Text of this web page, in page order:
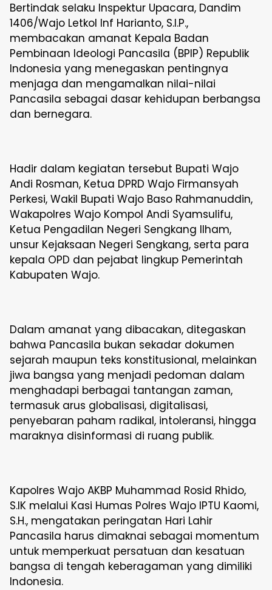
Bertindak selaku Inspektur Upacara, Dandim
1406/Wajo Letkol Inf Harianto, S.I.P.,
membacakan amanat Kepala Badan
Pembinaan Ideologi Pancasila (BPIP) Republik
Indonesia yang menegaskan pentingnya
menjaga dan mengamalkan nilai-nilai
Pancasila sebagai dasar kehidupan berbangsa
dan bernegara.
Hadir dalam kegiatan tersebut Bupati Wajo
Andi Rosman, Ketua DPRD Wajo Firmansyah
Perkesi, Wakil Bupati Wajo Baso Rahmanuddin,
Wakapolres Wajo Kompol Andi Syamsulifu,
Ketua Pengadilan Negeri Sengkang Ilham,
unsur Kejaksaan Negeri Sengkang, serta para
kepala OPD dan pejabat lingkup Pemerintah
Kabupaten Wajo.
Dalam amanat yang dibacakan, ditegaskan
bahwa Pancasila bukan sekadar dokumen
sejarah maupun teks konstitusional, melainkan
jiwa bangsa yang menjadi pedoman dalam
menghadapi berbagai tantangan zaman,
termasuk arus globalisasi, digitalisasi,
penyebaran paham radikal, intoleransi, hingga
maraknya disinformasi di ruang publik.
Kapolres Wajo AKBP Muhammad Rosid Rhido,
S.IK melalui Kasi Humas Polres Wajo IPTU Kaomi,
S.H., mengatakan peringatan Hari Lahir
Pancasila harus dimaknai sebagai momentum
untuk memperkuat persatuan dan kesatuan
bangsa di tengah keberagaman yang dimiliki
Indonesia.